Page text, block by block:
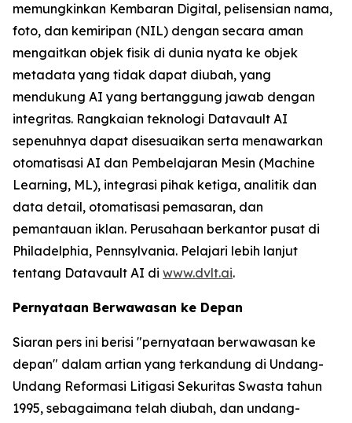
memungkinkan Kembaran Digital, pelisensian nama,
foto, dan kemiripan (NIL) dengan secara aman
mengaitkan objek fisik di dunia nyata ke objek
metadata yang tidak dapat diubah, yang
mendukung AI yang bertanggung jawab dengan
integritas. Rangkaian teknologi Datavault AI
sepenuhnya dapat disesuaikan serta menawarkan
otomatisasi AI dan Pembelajaran Mesin (Machine
Learning, ML), integrasi pihak ketiga, analitik dan
data detail, otomatisasi pemasaran, dan
pemantauan iklan. Perusahaan berkantor pusat di
Philadelphia, Pennsylvania. Pelajari lebih lanjut
tentang Datavault AI di www.dvlt.ai.
Pernyataan Berwawasan ke Depan
Siaran pers ini berisi "pernyataan berwawasan ke
depan" dalam artian yang terkandung di Undang-
Undang Reformasi Litigasi Sekuritas Swasta tahun
1995, sebagaimana telah diubah, dan undang-